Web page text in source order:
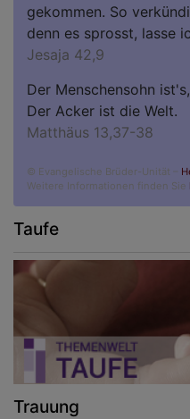
gekommen. So
denn es sprosst, lasse
Jesaja 42,9
Der Menschensohn
Der Acker ist die Welt.
Matthäus 13,37-38
© Evangelische Brüder-Unität –
Weitere Informationen finden Sie
Taufe
Trauung